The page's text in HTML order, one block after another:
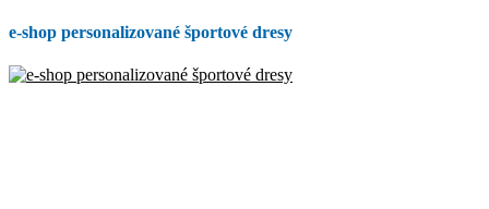
e-shop personalizované športové dresy